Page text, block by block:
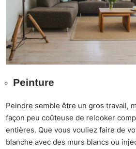
Peinture
Peindre semble être un gros travail,
façon peu coûteuse de relooker
entières. Que vous vouliez faire de
blanche avec des murs blancs ou